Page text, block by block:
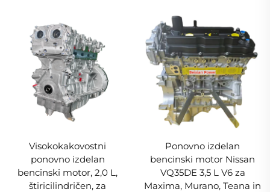
Visokokakovostni
ponovno izdelan
bencinski motor, 2,0 L,
štiricilindričen, za
Ponovno izdelan
bencinski motor Nissan
VQ35DE 3,5 L V6 za
Maxima, Murano, Teana in